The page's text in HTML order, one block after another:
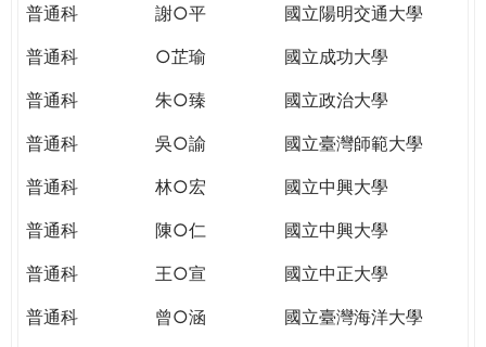
民。
TODAY
普通科
謝○平
國立陽明交通大學
普通科
○芷瑜
國立成功大學
普通科
朱○臻
國立政治大學
普通科
吳○諭
國立臺灣師範大學
普通科
林○宏
國立中興大學
普通科
陳○仁
國立中興大學
普通科
王○宣
國立中正大學
普通科
曾○涵
國立臺灣海洋大學